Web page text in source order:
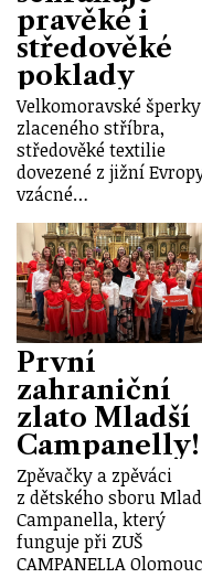
pravěké i
středověké
poklady
Velkomoravské
zlaceného stříbra,
středověké textilie
dovezené z jižní
vzácné…
První
zahraniční
zlato Mladší
Campanelly!
Zpěvačky a zpěváci
z dětského sboru
Campanella, který
funguje při ZUŠ
CAMPANELLA